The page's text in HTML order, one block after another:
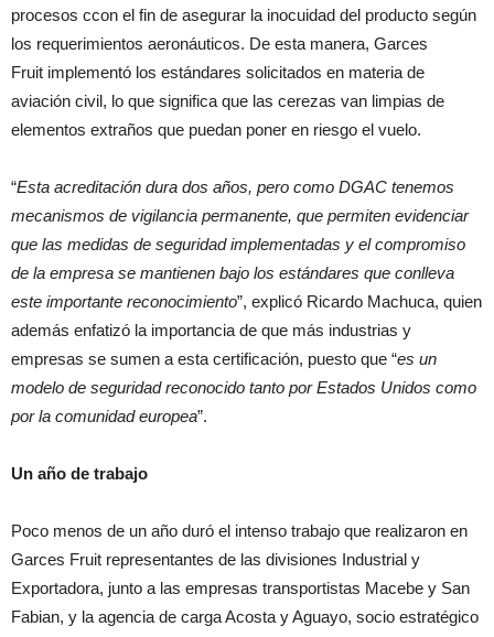
procesos ccon el fin de asegurar la inocuidad del producto según
los requerimientos aeronáuticos. De esta manera, Garces
Fruit implementó los estándares solicitados en materia de
aviación civil, lo que significa que las cerezas van limpias de
elementos extraños que puedan poner en riesgo el vuelo.
“Esta acreditación dura dos años, pero como DGAC tenemos
mecanismos de vigilancia permanente, que permiten evidenciar
que las medidas de seguridad implementadas y el compromiso
de la empresa se mantienen bajo los estándares que conlleva
este importante reconocimiento”, explicó Ricardo Machuca, quien
además enfatizó la importancia de que más industrias y
empresas se sumen a esta certificación, puesto que “es un
modelo de seguridad reconocido tanto por Estados Unidos como
por la comunidad europea”.
Un año de trabajo
Poco menos de un año duró el intenso trabajo que realizaron en
Garces Fruit representantes de las divisiones Industrial y
Exportadora, junto a las empresas transportistas Macebe y San
Fabian, y la agencia de carga Acosta y Aguayo, socio estratégico